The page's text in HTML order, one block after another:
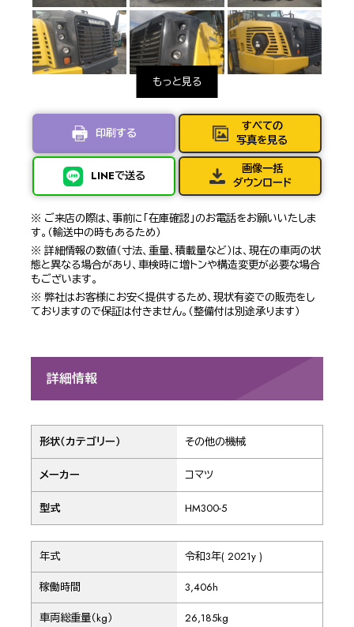
印刷する
LINEで送る
すべての
写真を見る
画像一括
ダウンロード
※ ご来店の際は、事前に「在庫確認」のお電話をお願いいたしま
す。（輸送中の時もあるため）
※ 詳細情報の数値（寸法、重量、積載量など）は、現在の車両の状
態と異なる場合があり、車検時に増トンや構造変更が必要な場合
もございます。
※ 弊社はお客様にお安く提供するため、現状有姿での販売をし
ておりますので保証は付きません。（整備付は別途承ります）
詳細情報
形状（カテゴリー） その他の機械
メーカー コマツ
型式 HM300-5
年式 令和3年( 2021y )
稼働時間 3,406h
車両総重量（kg） 26,185kg